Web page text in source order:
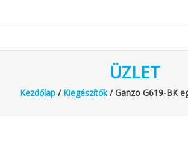
ÜZLET
Kezdőlap/ Kiegészítők/ Ganzo G619-BK